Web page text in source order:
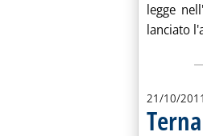
legge
lanciato
21/10/2011